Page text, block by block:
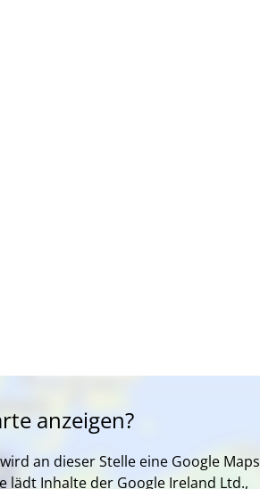
anzeigen?
an dieser Stelle eine Google Maps
lädt Inhalte der Google Ireland Ltd.,